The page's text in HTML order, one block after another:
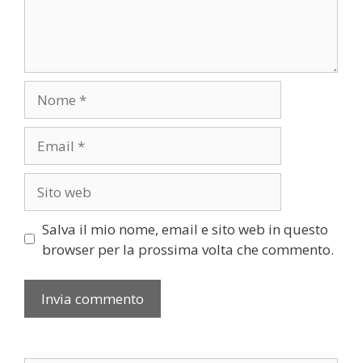
web
Salva il mio nome, email e sito web in questo
browser per la prossima volta che commento.